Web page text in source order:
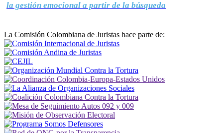
la gestión emocional a partir de la búsqueda
La Comisión Colombiana de Juristas hace parte de: